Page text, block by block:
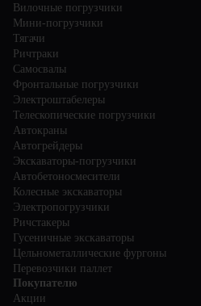
Вилочные погрузчики
Мини-погрузчики
Тягачи
Ричтраки
Самосвалы
Фронтальные погрузчики
Электроштабелеры
Телескопические погрузчики
Автокраны
Автогрейдеры
Экскаваторы-погрузчики
Автобетоносмесители
Колесные экскаваторы
Электропогрузчики
Ричстакеры
Гусеничные экскаваторы
Цельнометаллические фургоны
Перевозчики паллет
Покупателю
Акции